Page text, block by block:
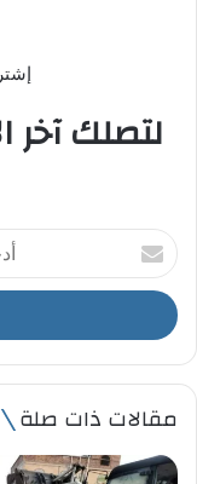
لتصلك آخر
أ
د
خ
ل
ر
د
ا
مقالات ذات صلة